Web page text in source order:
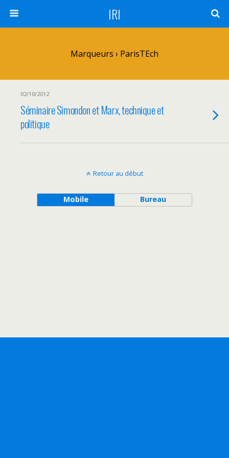
IRI
Marqueurs › ParisTEch
02/10/2012
Séminaire Simondon et Marx, technique et
politique
Retour au début
Mobile Bureau